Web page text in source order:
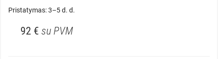
Pristatymas: 3–5 d. d.
92 € su PVM